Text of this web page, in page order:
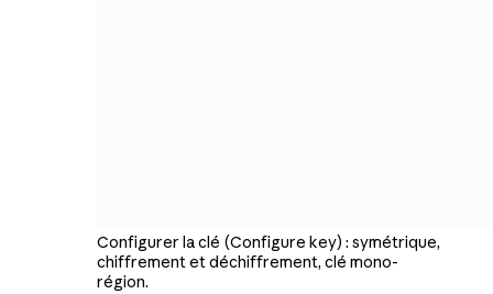
Configurer la clé (Configure key) : symétrique,
chiffrement et déchiffrement, clé mono-
région.